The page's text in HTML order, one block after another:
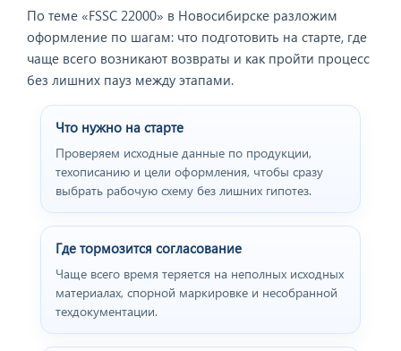
По теме «FSSC 22000» в Новосибирске разложим
оформление по шагам: что подготовить на старте, где
чаще всего возникают возвраты и как пройти процесс
без лишних пауз между этапами.
Что нужно на старте
Проверяем исходные данные по продукции,
техописанию и цели оформления, чтобы сразу
выбрать рабочую схему без лишних гипотез.
Где тормозится согласование
Чаще всего время теряется на неполных исходных
материалах, спорной маркировке и несобранной
техдокументации.